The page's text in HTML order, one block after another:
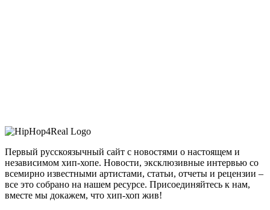
Первый русскоязычный сайт с новостями о настоящем и
независимом хип-хопе. Новости, эксклюзивные интервью со
всемирно известными артистами, статьи, отчеты и рецензии –
все это собрано на нашем ресурсе. Присоединяйтесь к нам,
вместе мы докажем, что хип-хоп жив!